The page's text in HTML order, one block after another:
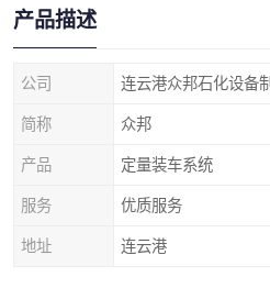
产品描述
公司 连云港众邦石化设备
简称 众邦
产品 定量装车系统
服务 优质服务
地址 连云港